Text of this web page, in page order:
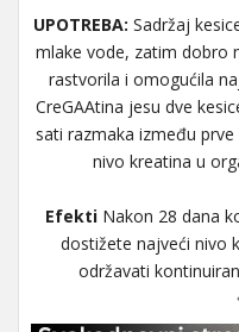
UPOTREBA: Sadržaj
mlake vode, zatim dobro
rastvorila i omogućila
CreGAAtina jesu dve
sati razmaka između
nivo kreatina u
Efekti Nakon 28 dana
dostižete najveći nivo
održavati